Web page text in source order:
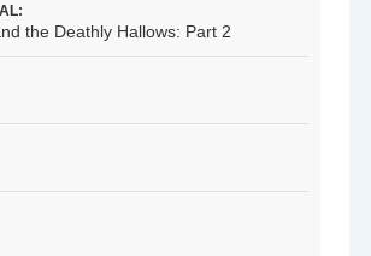
the Deathly Hallows: Part 2